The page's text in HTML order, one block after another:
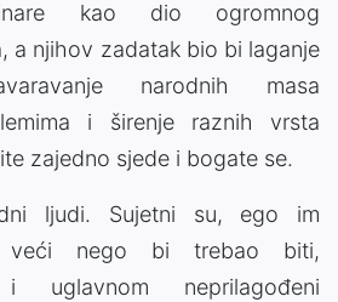
kao dio ogromnog
a njihov zadatak bio bi laganje
narodnih masa
i širenje raznih vrsta
zajedno sjede i bogate se.
ljudi. Sujetni su, ego im
veći nego bi trebao biti,
uglavnom neprilagođeni